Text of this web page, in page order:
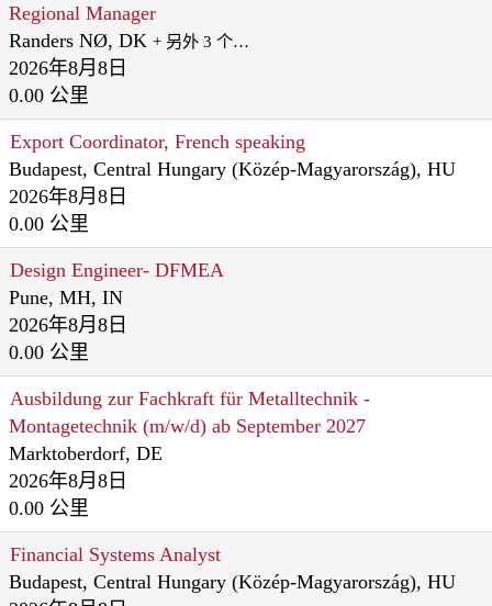
Regional Manager
Randers NØ, DK + 另外 3 个…
2026年8月8日
0.00 公里
Export Coordinator, French speaking
Budapest, Central Hungary (Közép-Magyarország), HU
2026年8月8日
0.00 公里
Design Engineer- DFMEA
Pune, MH, IN
2026年8月8日
0.00 公里
Ausbildung zur Fachkraft für Metalltechnik -
Montagetechnik (m/w/d) ab September 2027
Marktoberdorf, DE
2026年8月8日
0.00 公里
Financial Systems Analyst
Budapest, Central Hungary (Közép-Magyarország), HU